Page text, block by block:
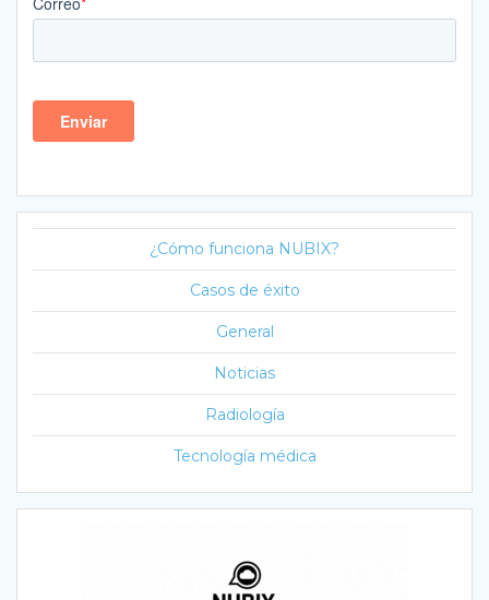
¿Cómo funciona NUBIX?
Casos de éxito
General
Noticias
Radiología
Tecnología médica